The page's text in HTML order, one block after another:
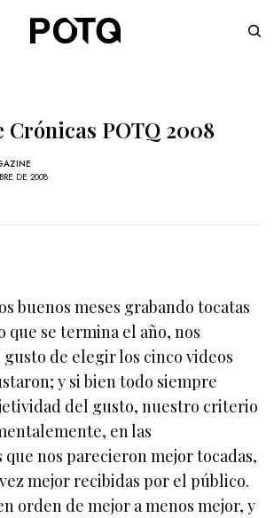
Crónicas POTQ 2008
DE 2008
buenos meses grabando tocatas
que se termina el año, nos
de elegir los cinco videos
y si bien todo siempre
del gusto, nuestro criterio
en las
nos parecieron mejor tocadas,
mejor recibidas por el público.
orden de mejor a menos mejor, y